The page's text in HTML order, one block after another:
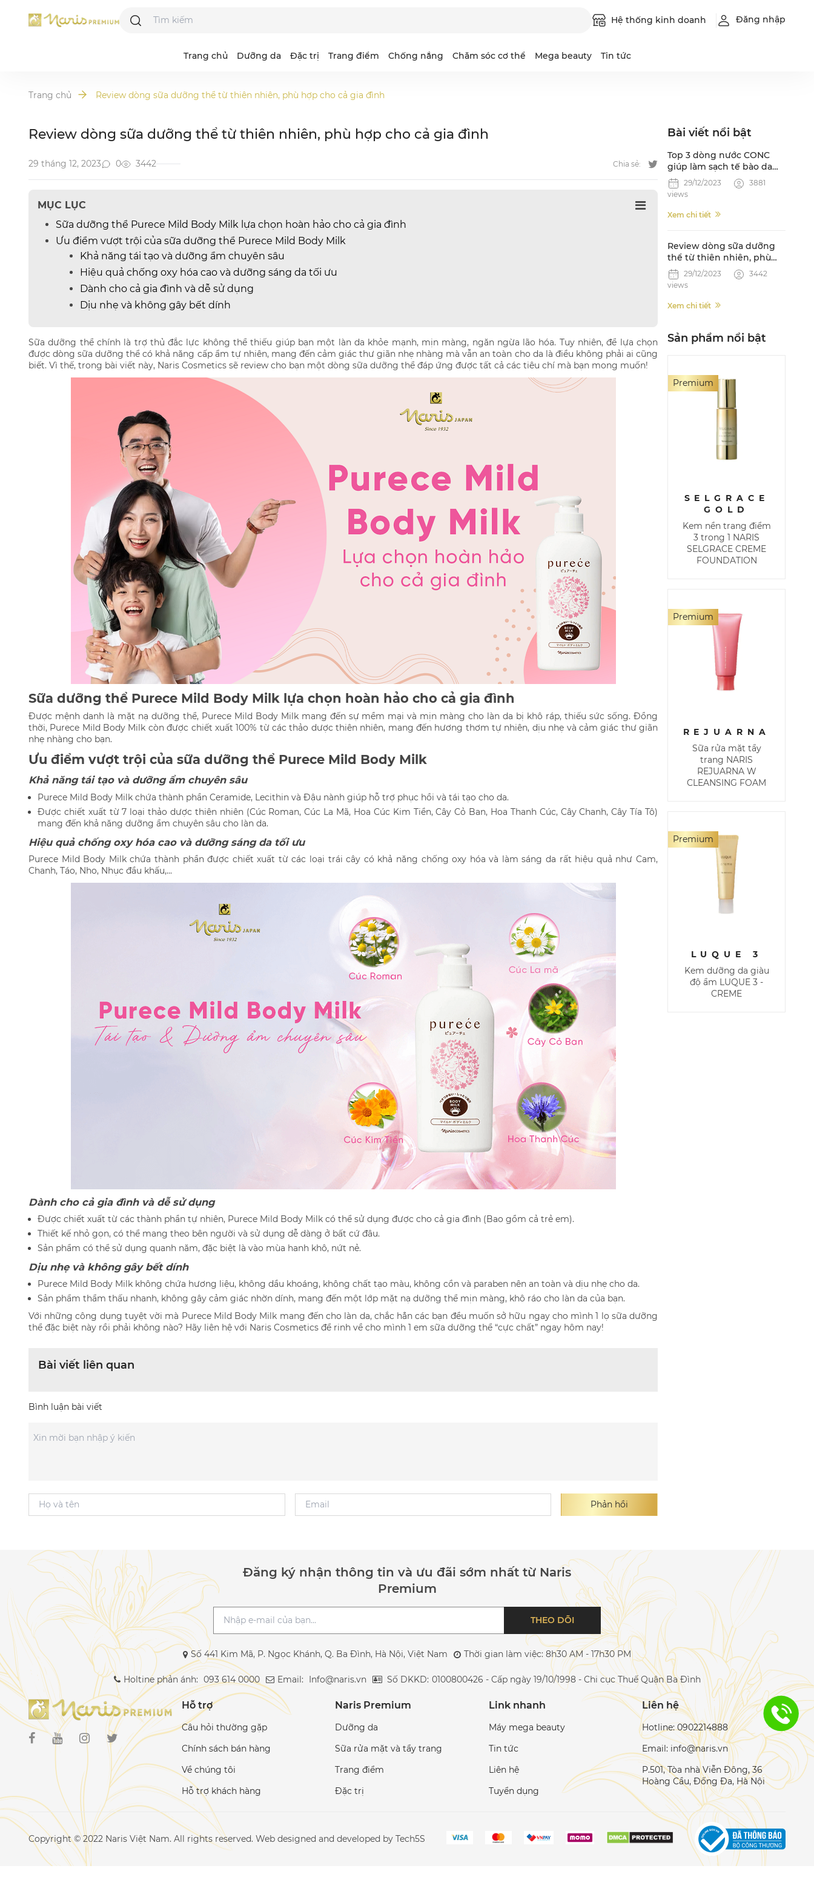
Hệ thống kinh doanh Đăng nhập
Trang chủ Dưỡng da
Selgrace
Đặc trị
Intimilli Oil in Creme
Trang điểm
Coeor
Chống nắng Chăm sóc cơ thể
PFB
Mega beauty Tin tức
Trang chủ Review dòng sữa dưỡng thể từ thiên nhiên, phù hợp cho cả gia đình
Review dòng sữa dưỡng thể từ thiên nhiên, phù hợp cho cả gia đình
29 tháng 12, 2023 0 3442 Chia sẻ:
MỤC LỤC
Sữa dưỡng thể Purece Mild Body Milk lựa chọn hoàn hảo cho cả gia đình
Ưu điểm vượt trội của sữa dưỡng thể Purece Mild Body Milk
Khả năng tái tạo và dưỡng ẩm chuyên sâu
Hiệu quả chống oxy hóa cao và dưỡng sáng da tối ưu
Dành cho cả gia đình và dễ sử dụng
Dịu nhẹ và không gây bết dính
Sữa dưỡng thể chính là trợ thủ đắc lực không thể thiếu giúp bạn một làn da khỏe mạnh, mịn màng, ngăn ngừa lão hóa. Tuy nhiên, để lựa chọn
được dòng sữa dưỡng thể có khả năng cấp ẩm tự nhiên, mang đến cảm giác thư giãn nhẹ nhàng mà vẫn an toàn cho da là điều không phải ai cũng
biết. Vì thế, trong bài viết này, Naris Cosmetics sẽ review cho bạn một dòng sữa dưỡng thể đáp ứng được tất cả các tiêu chí mà bạn mong muốn!
Sữa dưỡng thể Purece Mild Body Milk lựa chọn hoàn hảo cho cả gia đình
Được mệnh danh là mặt nạ dưỡng thể, Purece Mild Body Milk mang đến sự mềm mại và mịn màng cho làn da bị khô ráp, thiếu sức sống. Đồng
thời, Purece Mild Body Milk còn được chiết xuất 100% từ các thảo dược thiên nhiên, mang đến hương thơm tự nhiên, dịu nhẹ và cảm giác thư giãn
nhẹ nhàng cho bạn.
Ưu điểm vượt trội của sữa dưỡng thể Purece Mild Body Milk
Khả năng tái tạo và dưỡng ẩm chuyên sâu
Purece Mild Body Milk chứa thành phần Ceramide, Lecithin và Đậu nành giúp hỗ trợ phục hồi và tái tạo cho da.
Được chiết xuất từ 7 loại thảo dược thiên nhiên (Cúc Roman, Cúc La Mã, Hoa Cúc Kim Tiền, Cây Cỏ Ban, Hoa Thanh Cúc, Cây Chanh, Cây Tía Tô)
mang đến khả năng dưỡng ẩm chuyên sâu cho làn da.
Hiệu quả chống oxy hóa cao và dưỡng sáng da tối ưu
Purece Mild Body Milk chứa thành phần được chiết xuất từ các loại trái cây có khả năng chống oxy hóa và làm sáng da rất hiệu quả như Cam,
Chanh, Táo, Nho, Nhục đầu khấu,...
Dành cho cả gia đình và dễ sử dụng
Được chiết xuất từ các thành phần tự nhiên, Purece Mild Body Milk có thể sử dụng được cho cả gia đình (Bao gồm cả trẻ em).
Thiết kế nhỏ gọn, có thể mang theo bên người và sử dụng dễ dàng ở bất cứ đâu.
Sản phẩm có thể sử dụng quanh năm, đặc biệt là vào mùa hanh khô, nứt nẻ.
Dịu nhẹ và không gây bết dính
Purece Mild Body Milk không chứa hương liệu, không dầu khoáng, không chất tạo màu, không cồn và paraben nên an toàn và dịu nhẹ cho da.
Sản phẩm thẩm thấu nhanh, không gây cảm giác nhờn dính, mang đến một lớp mặt nạ dưỡng thể mịn màng, khô ráo cho làn da của bạn.
Với những công dụng tuyệt vời mà Purece Mild Body Milk mang đến cho làn da, chắc hẳn các bạn đều muốn sở hữu ngay cho mình 1 lọ sữa dưỡng
thể đặc biệt này rồi phải không nào? Hãy liên hệ với Naris Cosmetics để rinh về cho mình 1 em sữa dưỡng thể “cực chất” ngay hôm nay!
Bài viết liên quan
Bình luận bài viết
Phản hồi
Bài viết nổi bật
Top 3 dòng nước CONC
giúp làm sạch tế bào da
chết và cấp ẩm hiệu quả
29/12/2023
3881
views
Xem chi tiết
Review dòng sữa dưỡng
thể từ thiên nhiên, phù
hợp cho cả gia đình
29/12/2023
3442
views
Xem chi tiết
Sản phẩm nổi bật
Premium
SELGRACE
GOLD
Kem nền trang điểm
3 trong 1 NARIS
SELGRACE CREME
FOUNDATION
Premium
REJUARNA
Sữa rửa mặt tẩy
trang NARIS
REJUARNA W
CLEANSING FOAM
Premium
LUQUE 3
Kem dưỡng da giàu
độ ẩm LUQUE 3 -
CREME
Đăng ký nhận thông tin và ưu đãi sớm nhất từ Naris
Premium
THEO DÕI
Số 441 Kim Mã, P. Ngọc Khánh, Q. Ba Đình, Hà Nội, Việt Nam Thời gian làm việc: 8h30 AM - 17h30 PM
Holtine phản ánh: 093 614 0000 Email: Info@naris.vn Số DKKD: 0100800426 - Cấp ngày 19/10/1998 - Chi cục Thuế Quận Ba Đình
Hỗ trợ
Câu hỏi thường gặp
Chính sách bán hàng
Về chúng tôi
Hỗ trợ khách hàng
Naris Premium
Dưỡng da
Sữa rửa mặt và tẩy trang
Trang điểm
Đặc trị
Link nhanh
Máy mega beauty
Tin tức
Liên hệ
Tuyển dụng
Liên hệ
Hotline: 0902214888
Email: info@naris.vn
P.501, Tòa nhà Viễn Đông, 36
Hoàng Cầu, Đống Đa, Hà Nội
Copyright © 2022 Naris Việt Nam. All rights reserved. Web designed and developed by Tech5S